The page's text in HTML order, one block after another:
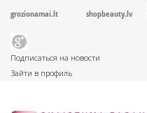
grozionamai.lt shopbeauty.lv
Подписаться на новости
Зайти в профиль